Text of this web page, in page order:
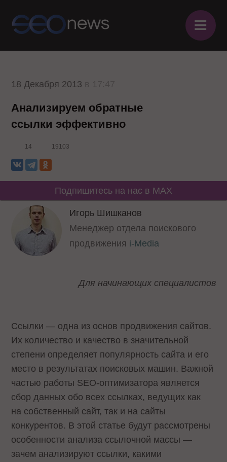
≡
18 Декабря 2013
Анализируем обратные
ссылки эффективно
14 19103
Подпишитесь на нас в MAX
Игорь Шишканов
Менеджер отдела поискового
продвижения i-Media
Для начинающих специалистов
Ссылки — одна из основ продвижения сайтов.
Их количество и качество в значительной
степени определяет популярность сайта и его
место в результатах поисковых машин. Важной
частью работы SEO-оптимизатора является
сбор данных обо всех ссылках, ведущих как
на собственный сайт, так и на сайты
конкурентов. В этой статье будут рассмотрены
особенности анализа ссылочной массы —
зачем анализируют ссылки, какими